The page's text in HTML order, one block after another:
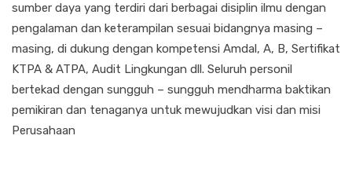
sumber daya yang terdiri dari berbagai disiplin ilmu dengan
pengalaman dan keterampilan sesuai bidangnya masing –
masing, di dukung dengan kompetensi Amdal, A, B, Sertifikat
KTPA & ATPA, Audit Lingkungan dll. Seluruh personil
bertekad dengan sungguh – sungguh mendharma baktikan
pemikiran dan tenaganya untuk mewujudkan visi dan misi
Perusahaan